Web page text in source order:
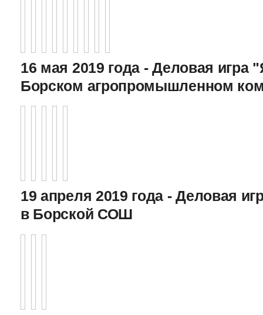
16 мая 2019 года - Деловая игра
Борском агропромышленном
19 апреля 2019 года - Деловая
в Борской СОШ